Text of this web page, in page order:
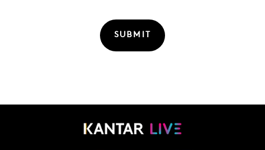
SUBMIT